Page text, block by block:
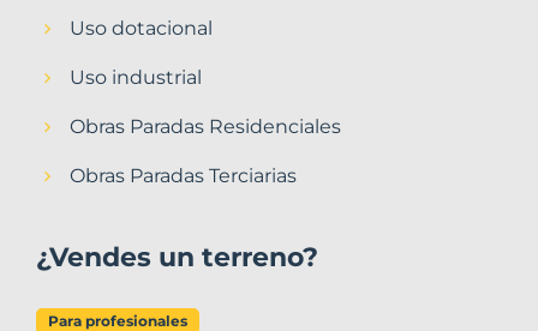
Uso dotacional
Uso industrial
Obras Paradas Residenciales
Obras Paradas Terciarias
¿Vendes un terreno?
Para profesionales